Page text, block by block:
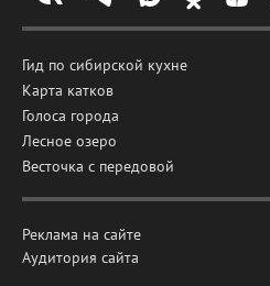
Гид по сибирской кухне
Карта катков
Голоса города
Лесное озеро
Весточка с передовой
Реклама на сайте
Аудитория сайта